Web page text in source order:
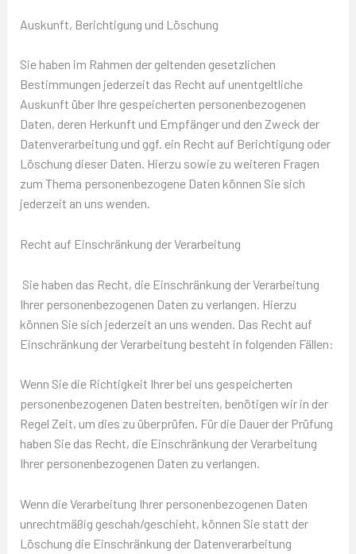
Auskunft, Berichtigung und Löschung
Sie haben im Rahmen der geltenden gesetzlichen
Bestimmungen jederzeit das Recht auf unentgeltliche
Auskunft über Ihre gespeicherten personenbezogenen
Daten, deren Herkunft und Empfänger und den Zweck der
Datenverarbeitung und ggf. ein Recht auf Berichtigung oder
Löschung dieser Daten. Hierzu sowie zu weiteren Fragen
zum Thema personenbezogene Daten können Sie sich
jederzeit an uns wenden.
Recht auf Einschränkung der Verarbeitung
Sie haben das Recht, die Einschränkung der Verarbeitung
Ihrer personenbezogenen Daten zu verlangen. Hierzu
können Sie sich jederzeit an uns wenden. Das Recht auf
Einschränkung der Verarbeitung besteht in folgenden Fällen:
Wenn Sie die Richtigkeit Ihrer bei uns gespeicherten
personenbezogenen Daten bestreiten, benötigen wir in der
Regel Zeit, um dies zu überprüfen. Für die Dauer der Prüfung
haben Sie das Recht, die Einschränkung der Verarbeitung
Ihrer personenbezogenen Daten zu verlangen.
Wenn die Verarbeitung Ihrer personenbezogenen Daten
unrechtmäßig geschah/geschieht, können Sie statt der
Löschung die Einschränkung der Datenverarbeitung